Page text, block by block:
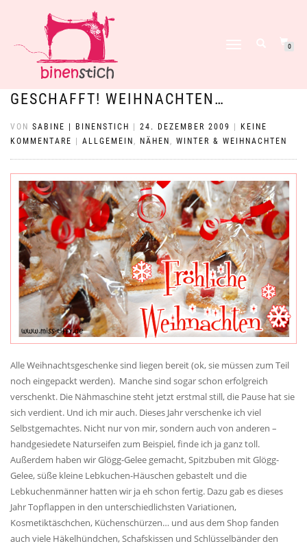
0
GESCHAFFT! WEIHNACHTEN…
VON SABINE | BINENSTICH 24. DEZEMBER 2009
KEINE
KOMMENTARE
ALLGEMEIN , NÄHEN , WINTER & WEIHNACHTEN
Alle Weihnachtsgeschenke sind liegen bereit (ok, sie müssen zum Teil
noch eingepackt werden). Manche sind sogar schon erfolgreich
verschenkt. Die Nähmaschine steht jetzt erstmal still, die Pause hat sie
sich verdient. Und ich mir auch. Dieses Jahr verschenke ich viel
Selbstgemachtes. Nicht nur von mir, sondern auch von anderen –
handgesiedete Naturseifen zum Beispiel, finde ich ja ganz toll.
Außerdem haben wir Glögg-Gelee gemacht, Spitzbuben mit Glögg-
Gelee, süße kleine Lebkuchen-Häuschen gebastelt und die
Lebkuchenmänner hatten wir ja eh schon fertig. Dazu gab es dieses
Jahr Topflappen in den unterschiedlichsten Variationen,
Kosmetiktäschchen, Küchenschürzen… und aus dem Shop fanden
auch viele Häkelhündchen, Schafskissen und Schlüsselbänder den